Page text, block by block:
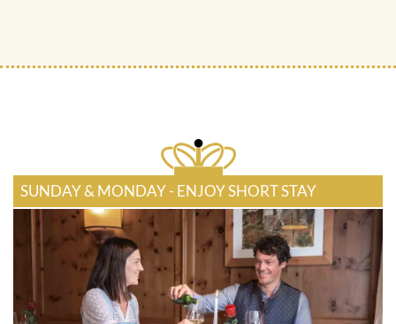
SUNDAY & MONDAY - ENJOY SHORT STAY